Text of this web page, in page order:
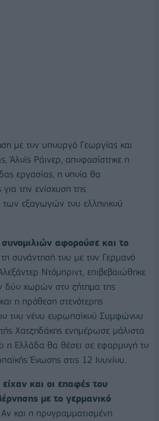
με τον υπουργό Γεωργίας και
Άλοϊς Ράινερ, αποφασίστηκε η
εργασίας, η οποία θα
για την ενίσχυση της
των εξαγωγών του ελληνικού
αφορούσε και το
συνάντησή του με τον Γερμανό
Ντόμπριντ, επιβεβαιώθηκε
δύο χωρών στο ζήτημα της
η πρόθεση στενότερης
του νέου ευρωπαϊκού Συμφώνου
Χατζηδάκης ενημέρωσε μάλιστα
η Ελλάδα θα θέσει σε εφαρμογή το
Ένωσης στις 12 Ιουνίου.
είχαν και οι επαφές του
με το γερμανικό
Αν και η προγραμματισμένη